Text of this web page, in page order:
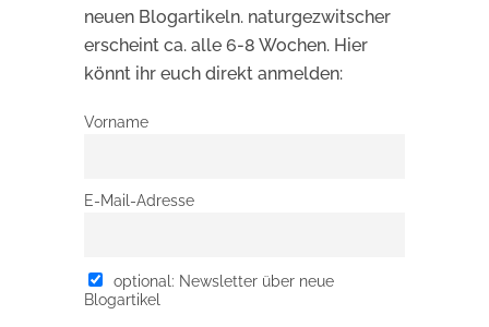
neuen Blogartikeln. naturgezwitscher
erscheint ca. alle 6-8 Wochen. Hier
könnt ihr euch direkt anmelden:
Vorname
E-Mail-Adresse
optional: Newsletter über neue
Blogartikel